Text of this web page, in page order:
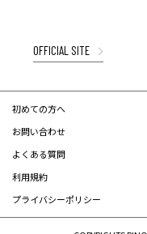
OFFICIAL SITE
初めての方へ
お問い合わせ
よくある質問
利用規約
プライバシーポリシー